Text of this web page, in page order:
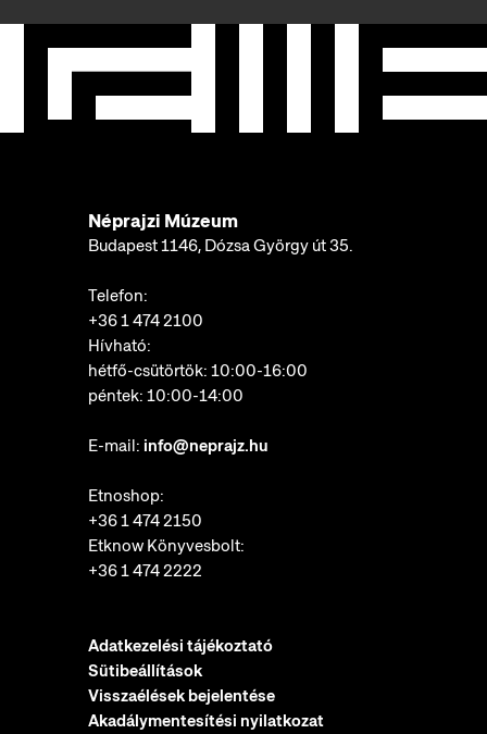
Néprajzi Múzeum
Budapest 1146, Dózsa György út 35.
Telefon:
+36 1 474 2100
Hívható:
hétfő-csütörtök: 10:00-16:00
péntek: 10:00-14:00
E-mail: info@neprajz.hu
Etnoshop:
+36 1 474 2150
Etknow Könyvesbolt:
+36 1 474 2222
Adatkezelési tájékoztató
Sütibeállítások
Visszaélések bejelentése
Akadálymentesítési nyilatkozat